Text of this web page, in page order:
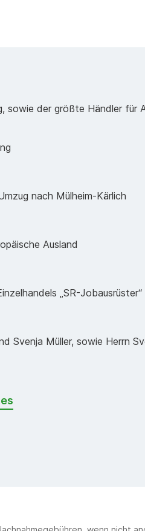
sowie der größte Händler für
nach Mülheim-Kärlich
Ausland
„SR-Jobausrüster“
Svenja Müller, sowie Herrn